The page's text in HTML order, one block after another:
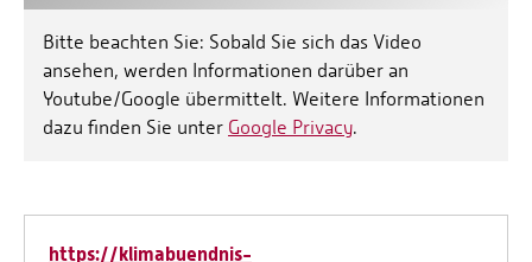
Bitte beachten Sie: Sobald Sie sich das Video
ansehen, werden Informationen darüber an
Youtube/Google übermittelt. Weitere Informationen
dazu finden Sie unter Google Privacy.
https://klimabuendnis-